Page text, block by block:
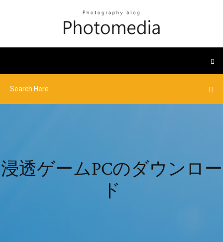
浸透ゲームPCのダウンロー
ド